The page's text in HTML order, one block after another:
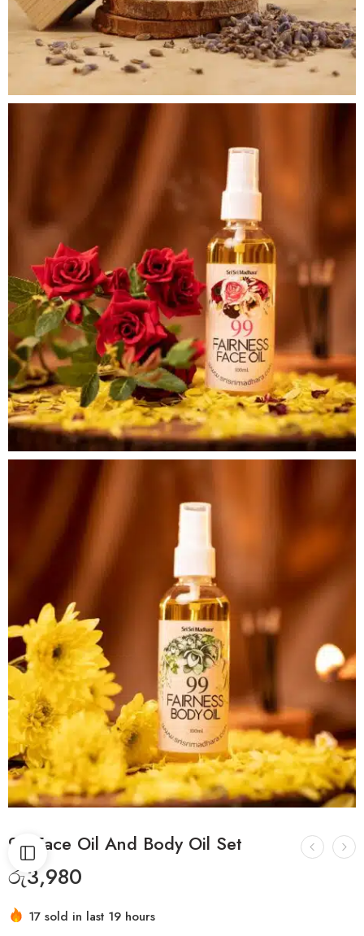
99 Face Oil And Body Oil Set
රු3,980
17 sold in last 19 hours